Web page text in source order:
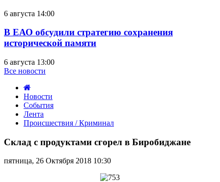
6 августа 14:00
В ЕАО обсудили стратегию сохранения
исторической памяти
6 августа 13:00
Все новости
Новости
События
Лента
Происшествия / Криминал
с
продуктами
сгорел
Склад с продуктами сгорел в Биробиджане
пятница, 26 Октября 2018 10:30